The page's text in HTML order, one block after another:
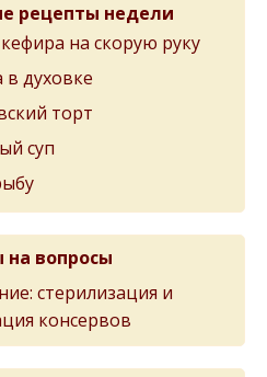
рецепты недели
на скорую руку
духовке
торт
суп
на вопросы
стерилизация и
консервов